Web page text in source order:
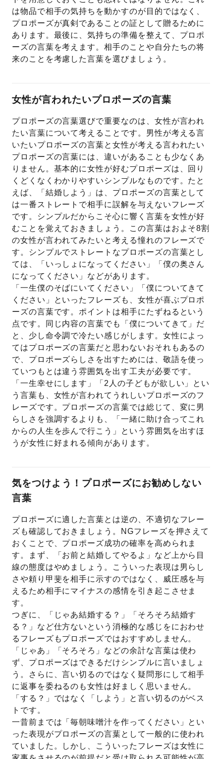
は物品で相手の気持ちを動かすのが目的ではなく、
プロポーズが真剣であることの証として贈るために
あります。最後に、気持ちの準備を整えて、プロポ
ーズの言葉を考えます。相手のことや自分たちの将
来のことを考慮した言葉を選びましょう。
女性が言われたいプロポーズの言葉
プロポーズの言葉選びで重要なのは、女性が言われ
たい言葉について考えることです。男性が考える言
いたいプロポーズの言葉と女性が考える言われたい
プロポーズの言葉には、違いがあることも少なくあ
りません。基本的に女性が好むプロポーズは、回り
くどくなくわかりやすいシンプルなものです。たと
えば、「結婚しよう」は、プロポーズの言葉として
は一番ストレートで相手に誤解を与えないフレーズ
です。シンプルだからこそ心に響く言葉を女性が好
むことを覚えておきましょう。この言葉はおよそ8割
の女性が言われてみたいと考える憧れのフレーズで
す。シンプルでストレートなプロポーズの言葉とし
ては、「いっしょになってください」「僕の奥さん
になってください」などがあります。
「一生僕のそばにいてください」「僕についてきて
ください」といったフレーズも、女性が喜ぶプロポ
ーズの言葉です。ポイントは相手にたずねるという
点です。同じ内容の言葉でも「僕についてきて」だ
と、少し命令調で冷たい感じがします。女性によっ
てはプロポーズの言葉だと思わないおそれもあるの
で、プロポーズらしさを出すためには、敬語を使っ
ていつもとは違う雰囲気を出す工夫が必要です。
「一生幸せにします」「2人の子どもが欲しい」とい
う言葉も、女性が言われてうれしいプロポーズのフ
レーズです。プロポーズの言葉では総じて、変に男
らしさを強調するよりも、「一緒に助け合ってこれ
からの人生を歩んで行こう」という雰囲気を出すほ
うが女性に好まれる傾向があります。
気をつけよう！プロポーズにお勧めしない
言葉
プロポーズに適した言葉とは逆の、不適切なフレー
ズも確認しておきましょう。NGフレーズを押さえて
おくことで、プロポーズ成功の確率を高められま
す。まず、「お前と結婚してやるよ」など上から目
線の態度はやめましょう。こういった表現は男らし
さや頼り甲斐を相手に示すのではなく、威圧感を与
えるため相手にマイナスの感情を引き起こさせま
す。
つぎに、「じゃあ結婚する？」「そろそろ結婚す
る？」など仕方ないという消極的な感じをにおわせ
るフレーズもプロポーズではおすすめしません。
「じゃあ」「そろそろ」などの余計な言葉は使わ
ず、プロポーズはできるだけシンプルに言いましょ
う。さらに、言い切るのではなく疑問形にして相手
に返事を委ねるのも女性は好ましく思いません。
「する？」ではなく「しよう」と言い切るのがベス
トです。
一昔前までは「毎朝味噌汁を作ってください」とい
った表現がプロポーズの言葉として一般的に使われ
ていました。しかし、こういったフレーズは女性に